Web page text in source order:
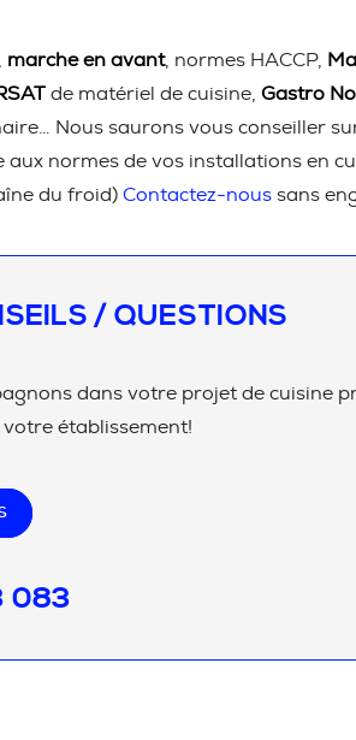
marche en avant, normes HACCP,
de matériel de cuisine, Gastro
Nous saurons vous conseiller
normes de vos installations en
du froid) Contactez-nous sans
/ QUESTIONS
dans votre projet de cuisine
établissement!
083